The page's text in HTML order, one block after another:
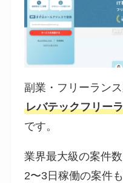
副業・フリーラン
レバテックフリー
です。
業界最大級の案件
2〜3日稼働の案件も